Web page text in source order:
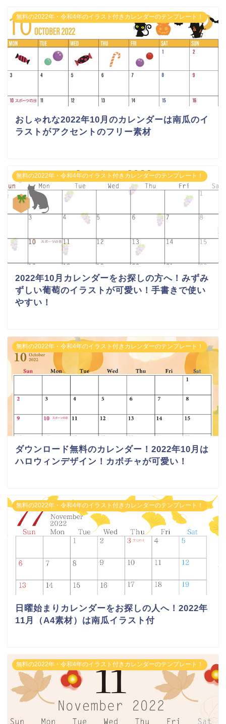
無料の2022年・令和4年のイラスト付きカレンダーのテンプレート！
おしゃれな2022年10月のカレンダーは南瓜のイ
ラストがアクセントのフリー素材
無料の2022年・令和4年のイラスト付きカレンダーのテンプレート！
2022年10月カレンダーをお探しの方へ！みずみ
ずしい葡萄のイラストが可愛い！手書きで使い
やすい！
無料の2022年・令和4年のイラスト付きカレンダーのテンプレート！
ダウンロード無料のカレンダー！2022年10月は
ハロウィンデザイン！カボチャが可愛い！
無料の2022年・令和4年のイラスト付きカレンダーのテンプレート！
日曜始まりカレンダーをお探しの人へ！2022年
11月（A4素材）は南瓜イラスト付
無料の2022年・令和4年のイラスト付きカレンダーのテンプレート！